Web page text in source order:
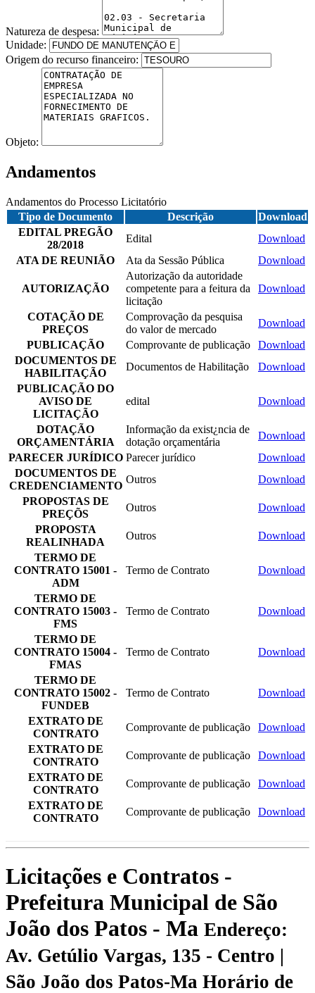
Natureza de despesa:
Unidade:
Origem do recurso financeiro:
Objeto:
Andamentos
Andamentos do Processo Licitatório
Tipo de Documento
Descrição
Download
EDITAL PREGÃO
28/2018
Edital
Download
ATA DE REUNIÃO
Ata da Sessão Pública Download
AUTORIZAÇÃO
Autorização da autoridade
competente para a feitura da
licitação
Download
COTAÇÃO DE
PREÇOS
Comprovação da pesquisa
do valor de mercado
Download
PUBLICAÇÃO
Comprovante de publicação
Download
DOCUMENTOS DE
HABILITAÇÃO
Documentos de Habilitação
Download
PUBLICAÇÃO DO
AVISO DE
LICITAÇÃO
edital Download
DOTAÇÃO
ORÇAMENTÁRIA
Informação da exist¿ncia de
dotação orçamentária
Download
PARECER JURÍDICO Parecer jurídico
Download
DOCUMENTOS DE
CREDENCIAMENTO
Outros
Download
PROPOSTAS DE
PREÇÕS
Outros
Download
PROPOSTA
REALINHADA
Outros
Download
TERMO DE
CONTRATO 15001 -
ADM
Termo de Contrato Download
TERMO DE
CONTRATO 15003 -
FMS
Termo de Contrato Download
TERMO DE
CONTRATO 15004 -
FMAS
Termo de Contrato Download
TERMO DE
CONTRATO 15002 -
FUNDEB
Termo de Contrato Download
EXTRATO DE
CONTRATO
Comprovante de publicação
Download
EXTRATO DE
CONTRATO
Comprovante de publicação
Download
EXTRATO DE
CONTRATO
Comprovante de publicação
Download
EXTRATO DE
CONTRATO
Comprovante de publicação Download
Licitações e Contratos -
Prefeitura Municipal de São
João dos Patos - Ma Endereço:
Av. Getúlio Vargas, 135 - Centro |
São João dos Patos-Ma Horário de